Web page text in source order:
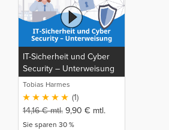
IT-Sicherheit und Cyber
Security – Unterweisung
Tobias Harmes
(1)
14,16€mtl. 9,90 € mtl.
Sie sparen 30 %